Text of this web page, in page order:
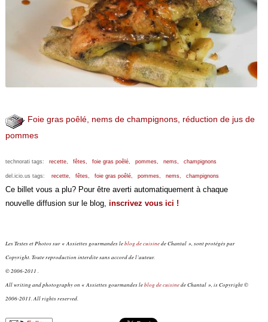
Foie gras poêlé, nems de champignons, réduction de jus de
pommes
technorati tags: recette, fêtes, foie gras poêlé, pommes, nems, champignons
del.icio.us tags: recette, fêtes, foie gras poêlé, pommes, nems, champignons
Ce billet vous a plu? Pour être averti automatiquement à chaque
nouvelle diffusion sur le blog, inscrivez vous ici !
Les Textes et Photos sur « Assiettes gourmandes leblog de cuisinede Chantal », sont protégés par
Copyright. Toute reproduction interdite sans accord de l’auteur.
© 2006-2011 .
All writing and photography on « Assiettes gourmandes leblog de cuisinede Chantal », is Copyright ©
2006-2011. All rights reserved.